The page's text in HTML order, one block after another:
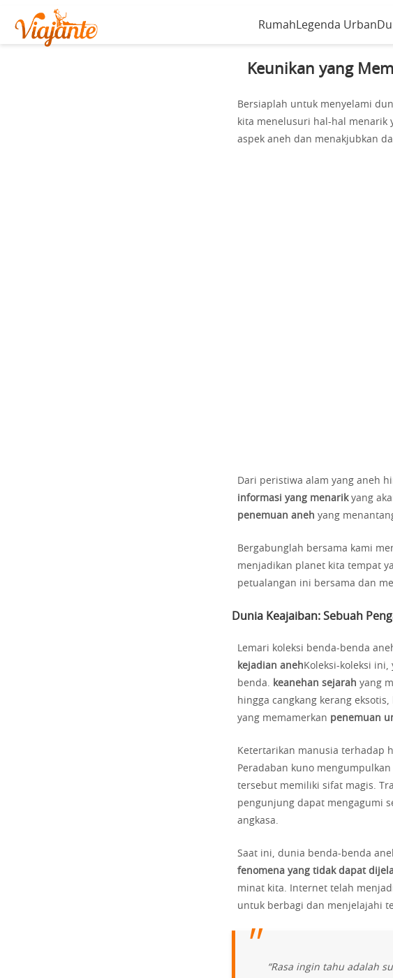
Rumah Legenda Urban
Keunikan yang
Bersiaplah untuk menyelami
kita menelusuri hal-hal menarik
aspek aneh dan menakjubkan
Dari peristiwa alam yang aneh
informasi yang menarikyang
penemuan aneh yang
Bergabunglah bersama kami
menjadikan planet kita tempat
petualangan ini bersama dan
Dunia Keajaiban: Sebuah
Lemari koleksi benda-benda
kejadian aneh Koleksi-koleksi
benda. keanehan sejarah yang
hingga cangkang kerang
yang memamerkan penemuan
Ketertarikan manusia terhadap
Peradaban kuno
tersebut memiliki sifat magis.
pengunjung dapat mengagumi
angkasa.
Saat ini, dunia benda-benda
fenomena yang tidak dapat
minat kita. Internet telah
untuk berbagi dan menjelajahi
“Rasa ingin tahu adalah